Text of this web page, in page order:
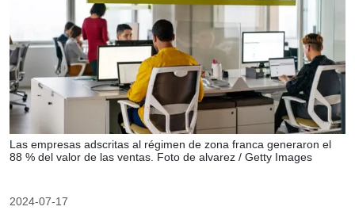
Las empresas adscritas al régimen de zona franca generaron el
88 % del valor de las ventas. Foto de alvarez / Getty Images
2024-07-17